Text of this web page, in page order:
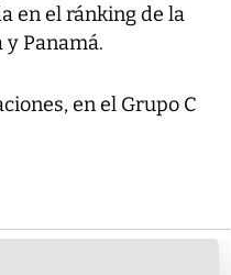
en el ránking de la
y Panamá.
en el Grupo C